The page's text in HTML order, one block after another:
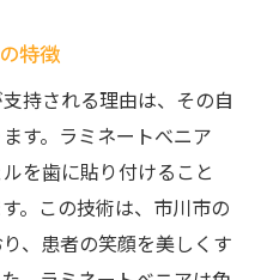
笑顔を市川市で
を叶える市川市
たらす笑顔
で実現
るべニア
作る理由
特徴
持される理由は、その自
す。ラミネートべニア
を歯に貼り付けること
。この技術は、市川市の
、患者の笑顔を美しくす